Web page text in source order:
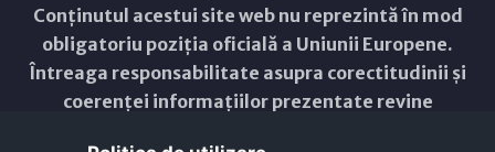
Conținutul acestui site web nu reprezintă în mod
obligatoriu poziția oficială a Uniunii Europene.
Întreaga responsabilitate asupra corectitudinii și
coerenței informațiilor prezentate revine